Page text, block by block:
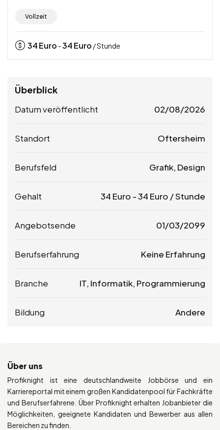
Vollzeit
34Euro -34Euro / Stunde
Überblick
Datum veröffentlicht 02/08/2026
Standort Oftersheim
Berufsfeld Grafik, Design
Gehalt 34 Euro -34 Euro / Stunde
Angebotsende 01/03/2099
Berufserfahrung Keine Erfahrung
Branche IT, Informatik, Programmierung
Bildung Andere
Über uns
Profiknight ist eine deutschlandweite Jobbörse und ein
Karriereportal mit einem großen Kandidatenpool für Fachkräfte
und Berufserfahrene. Über Profiknight erhalten Jobanbieter die
Möglichkeiten, geeignete Kandidaten und Bewerber aus allen
Bereichen zu finden.